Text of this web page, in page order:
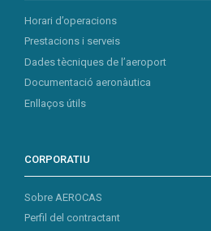
Horari d’operacions
Prestacions i serveis
Dades tècniques de l’aeroport
Documentació aeronàutica
Enllaços útils
CORPORATIU
Sobre AEROCAS
Perfil del contractant